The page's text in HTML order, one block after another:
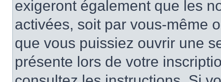
exigeront également que les
activées, soit par vous-même
que vous puissiez ouvrir une
présente lors de votre